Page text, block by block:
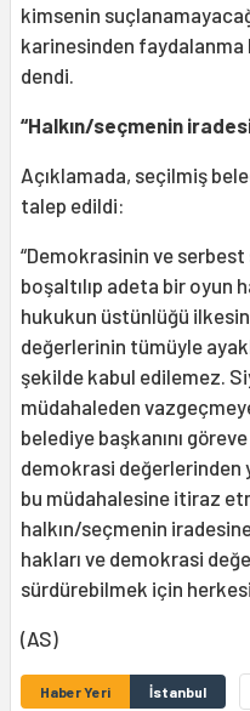
kimsenin
karinesinden faydalanma
dendi.
“Halkın/seçmenin
Açıklamada, seçilmiş
talep edildi:
“Demokrasinin ve
boşaltılıp adeta bir oyun
hukukun üstünlüğü
değerlerinin tümüyle
şekilde kabul edilemez.
müdahaleden
belediye başkanını
demokrasi değerlerinden
bu müdahalesine itiraz
halkın/seçmenin
hakları ve demokrasi
sürdürebilmek için
(AS)
Haber Yeri İstanbul